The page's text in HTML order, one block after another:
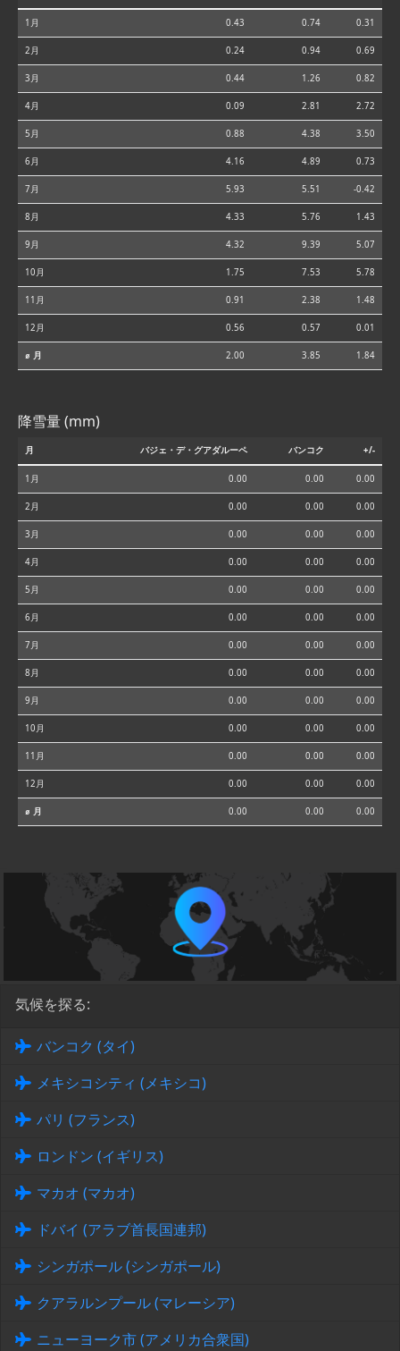
1月 0.43 0.74 0.31
2月 0.24 0.94 0.69
3月 0.44 1.26 0.82
4月 0.09 2.81 2.72
5月 0.88 4.38 3.50
6月 4.16 4.89 0.73
7月 5.93 5.51 -0.42
8月 4.33 5.76 1.43
9月 4.32 9.39 5.07
10月 1.75 7.53 5.78
11月 0.91 2.38 1.48
12月 0.56 0.57 0.01
⌀ 月 2.00 3.85 1.84
降雪量 (mm)
月 バジェ・デ・グアダルーペ バンコク +/-
1月 0.00 0.00 0.00
2月 0.00 0.00 0.00
3月 0.00 0.00 0.00
4月 0.00 0.00 0.00
5月 0.00 0.00 0.00
6月 0.00 0.00 0.00
7月 0.00 0.00 0.00
8月 0.00 0.00 0.00
9月 0.00 0.00 0.00
10月 0.00 0.00 0.00
11月 0.00 0.00 0.00
12月 0.00 0.00 0.00
⌀ 月 0.00 0.00 0.00
気候を探る:
バンコク (タイ)
メキシコシティ (メキシコ)
パリ (フランス)
ロンドン (イギリス)
マカオ (マカオ)
ドバイ (アラブ首長国連邦)
シンガポール (シンガポール)
クアラルンプール (マレーシア)
ニューヨーク市 (アメリカ合衆国)